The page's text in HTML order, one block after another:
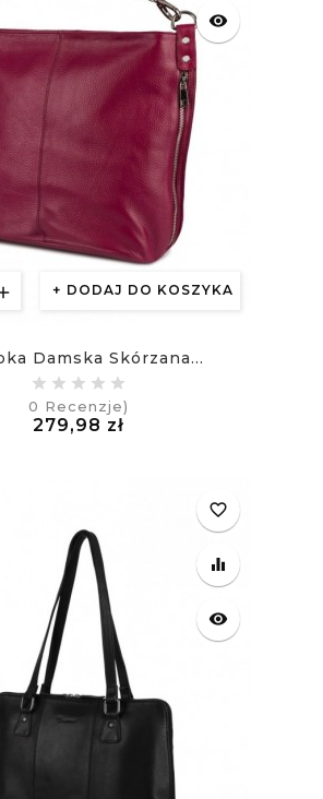
DODAJ DO KOSZYKA
visibility
Damska Skórzana...
0 Recenzje)
279,98 zł
favorite_border
equalizer
visibility